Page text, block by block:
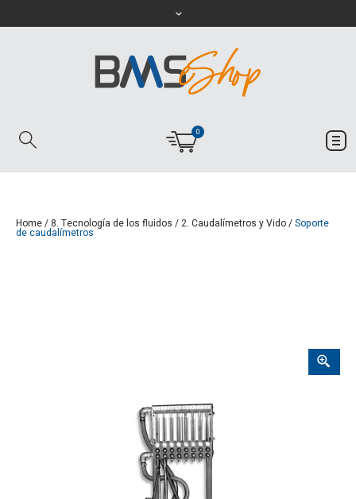
0
Home/8. Tecnología de los fluidos /2. Caudalímetros y Vido/Soporte
de caudalímetros